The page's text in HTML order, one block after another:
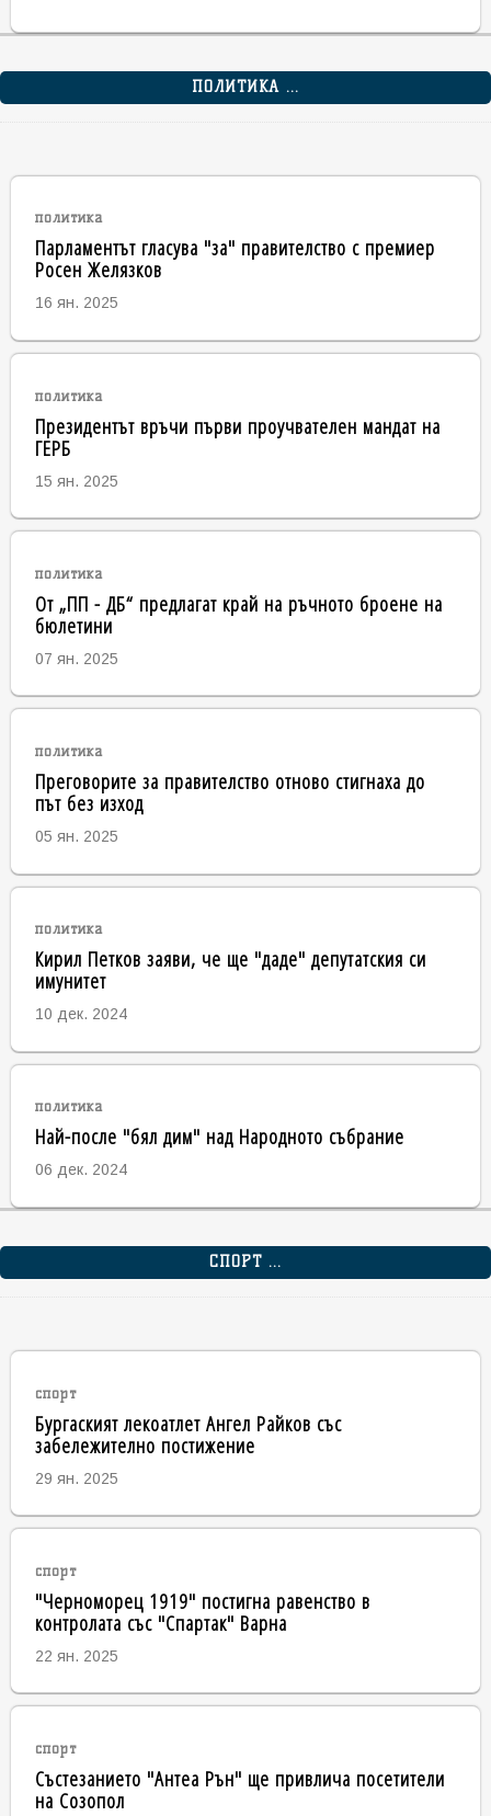
ПОЛИТИКА ...
политика
Парламентът гласува "за" правителство с премиер
Росен Желязков
16 ян. 2025
политика
Президентът връчи първи проучвателен мандат на
ГЕРБ
15 ян. 2025
политика
От „ПП - ДБ“ предлагат край на ръчното броене на
бюлетини
07 ян. 2025
политика
Преговорите за правителство отново стигнаха до
път без изход
05 ян. 2025
политика
Кирил Петков заяви, че ще "даде" депутатския си
имунитет
10 дек. 2024
политика
Най-после "бял дим" над Народното събрание
06 дек. 2024
СПОРТ ...
спорт
Бургаският лекоатлет Ангел Райков със
забележително постижение
29 ян. 2025
спорт
"Черноморец 1919" постигна равенство в
контролата със "Спартак" Варна
22 ян. 2025
спорт
Състезанието "Антеа Рън" ще привлича посетители
на Созопол